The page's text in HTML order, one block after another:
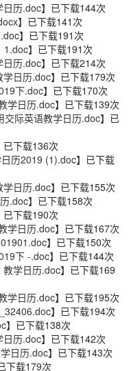
日历.doc】已下载144次
】已下载141次
】已下载191次
1.doc】已下载191次
日历.doc】已下载214次
日历.doc】已下载179次
下.doc】已下载170次
学日历.doc】已下载139次
际英语教学日历.doc】已
已下载136次
历2019 (1).doc】已下载
日历.doc】已下载155次
.doc】已下载158次
已下载190次
学日历.doc】已下载167次
】已下载150次
下 -.doc】已下载144次
学日历.doc】已下载169
学日历.doc】已下载195次
】已下载194次
】已下载138次
日历.doc】已下载142次
日历.doc】已下载143次
下载179次